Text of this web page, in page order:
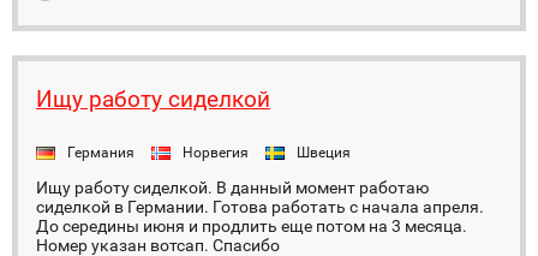
Ищу работу сиделкой
Германия Норвегия Швеция
Ищу работу сиделкой. В данный момент работаю
сиделкой в Германии. Готова работать с начала апреля.
До середины июня и продлить еще потом на 3 месяца.
Номер указан вотсап. Спасибо